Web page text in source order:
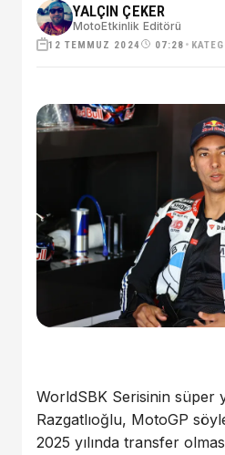
YALÇIN ÇEKER
MotoEtkinlik Editörü
12 TEMMUZ 2024 07:28 •
WorldSBK Serisinin süper
Razgatlıoğlu, MotoGP
2025 yılında transfer